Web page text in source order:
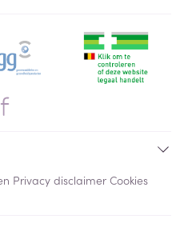
Privacy disclaimer Cookies